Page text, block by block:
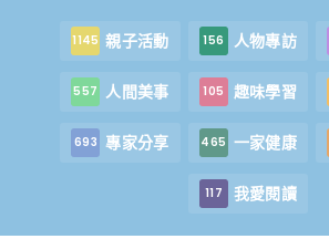
1145 親子活動 156 人物專訪
557 人間美事 105 趣味學習
693 專家分享 465 一家健康
117 我愛閱讀